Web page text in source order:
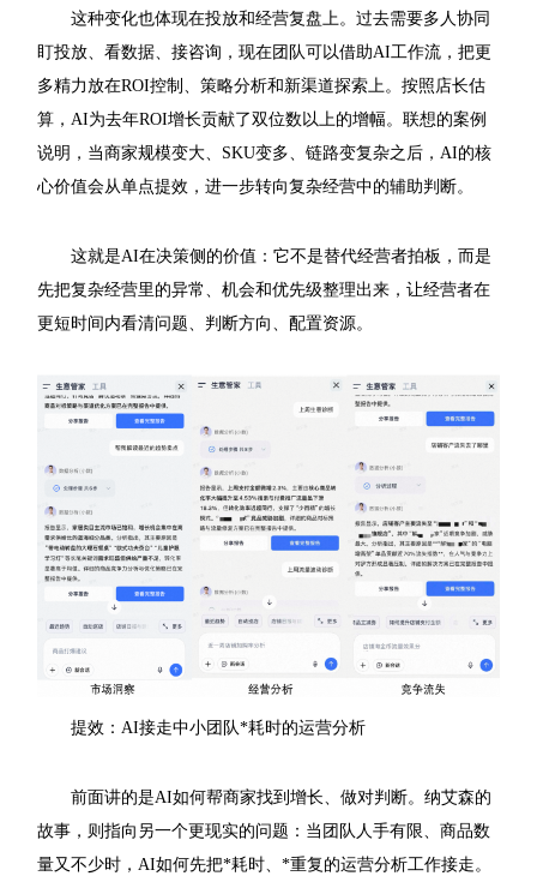
这种变化也体现在投放和经营复盘上。过去需要多人协同
盯投放、看数据、接咨询，现在团队可以借助AI工作流，把更
多精力放在ROI控制、策略分析和新渠道探索上。按照店长估
算，AI为去年ROI增长贡献了双位数以上的增幅。联想的案例
说明，当商家规模变大、SKU变多、链路变复杂之后，AI的核
心价值会从单点提效，进一步转向复杂经营中的辅助判断。
这就是AI在决策侧的价值：它不是替代经营者拍板，而是
先把复杂经营里的异常、机会和优先级整理出来，让经营者在
更短时间内看清问题、判断方向、配置资源。
提效：AI接走中小团队*耗时的运营分析
前面讲的是AI如何帮商家找到增长、做对判断。纳艾森的
故事，则指向另一个更现实的问题：当团队人手有限、商品数
量又不少时，AI如何先把*耗时、*重复的运营分析工作接走。